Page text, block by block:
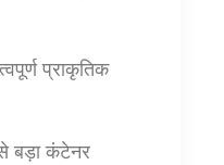
प्राकृतिक
बड़ा कंटेनर